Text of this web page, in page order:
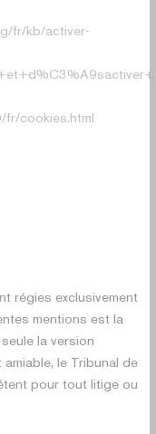
fr/kb/activer-
fr/cookies.html
régies exclusivement
mentions est la
la version
le Tribunal de
pour tout litige ou